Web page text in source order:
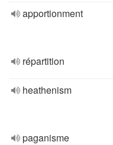
apportionment
répartition
heathenism
paganisme